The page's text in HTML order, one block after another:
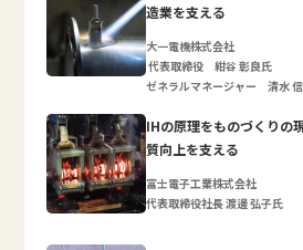
造業を支える
大一電機株式会社
代表取締役 紺谷 彰良氏
ゼネラルマネージャー 清水
IHの原理をものづくりの
質向上を支える
富士電子工業株式会社
代表取締役社長 渡邊 弘子氏